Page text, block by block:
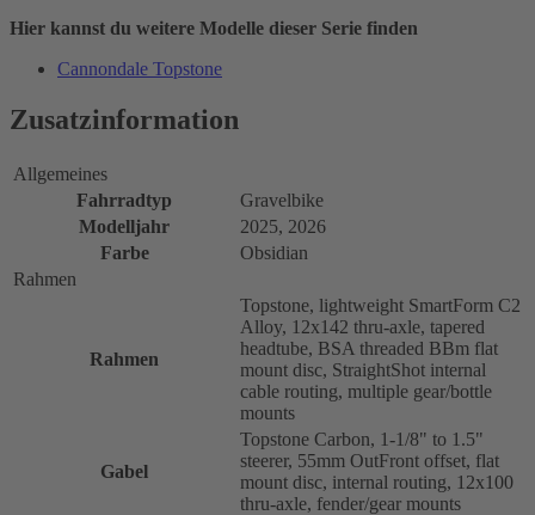
Hier kannst du weitere Modelle dieser Serie finden
Cannondale Topstone
Zusatzinformation
Allgemeines
Fahrradtyp
Gravelbike
Modelljahr
2025, 2026
Farbe
Obsidian
Rahmen
Rahmen
Topstone, lightweight SmartForm C2
Alloy, 12x142 thru-axle, tapered
headtube, BSA threaded BBm flat
mount disc, StraightShot internal
cable routing, multiple gear/bottle
mounts
Gabel
Topstone Carbon, 1-1/8" to 1.5"
steerer, 55mm OutFront offset, flat
mount disc, internal routing, 12x100
thru-axle, fender/gear mounts